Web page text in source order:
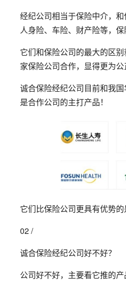
经纪公司相当于保险中介，
人身险、车险、财产险等，保
它们和保险公司的最大的区
家保险公司合作，显得更为公
诚合保险经纪公司目前和我
是合作公司的主打产品！
它们比保险公司更具有优势
02 /
诚合保险经纪公司好不好？
公司好不好，主要看它推的